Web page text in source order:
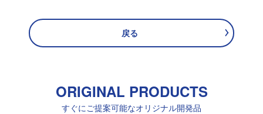
戻る
ORIGINAL PRODUCTS
すぐにご提案可能なオリジナル開発品